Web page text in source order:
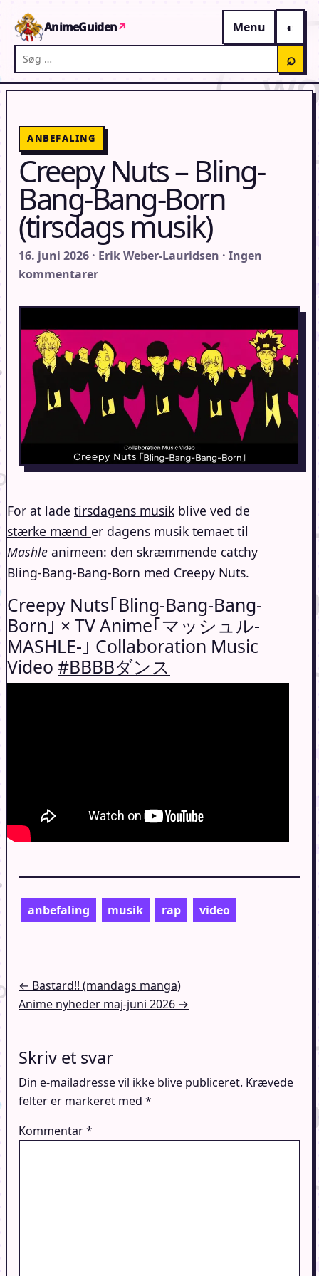
AnimeGuiden↗
Menu
Søg på AnimeGuiden
⌕
ANBEFALING
Creepy Nuts – Bling-
Bang-Bang-Born
(tirsdags musik)
16. juni 2026 · Erik Weber-Lauridsen · Ingen
kommentarer
For at lade tirsdagens musik blive ved de
stærke mænd er dagens musik temaet til
Mashle animeen: den skræmmende catchy
Bling-Bang-Bang-Born med Creepy Nuts.
Creepy Nuts｢Bling-Bang-Bang-
Born｣ × TV Anime｢マッシュル-
MASHLE-｣ Collaboration Music
Video #BBBBダンス
anbefaling musik rap video
Indlægsnavigation
← Bastard!! (mandags manga)
Anime nyheder maj-juni 2026 →
Skriv et svar
Din e-mailadresse vil ikke blive publiceret. Krævede
felter er markeret med *
Kommentar*